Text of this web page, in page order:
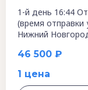
46 500 ₽
1-й день 16:44
(время отправки
Нижний
1 цена